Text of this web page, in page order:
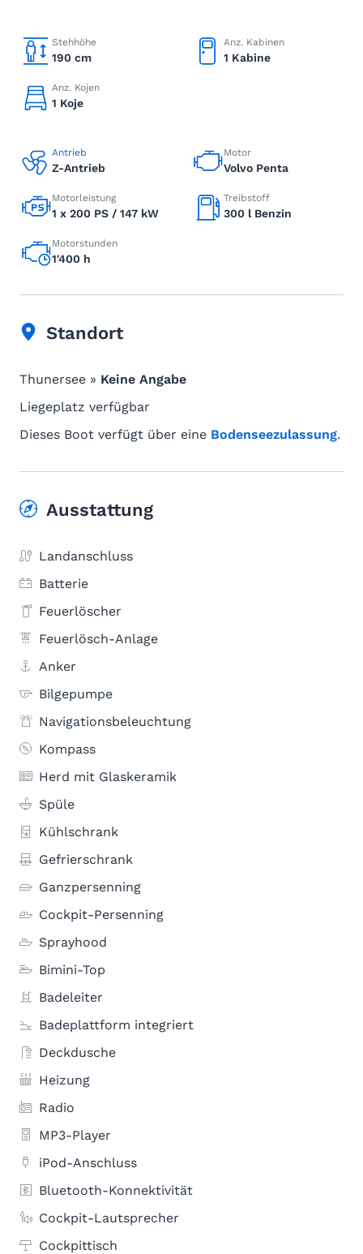
Stehhöhe
190 cm
Anz. Kabinen
1 Kabine
Anz. Kojen
1 Koje
Antrieb
Z-Antrieb
Motor
Volvo Penta
Motorleistung
1 x 200 PS / 147 kW
Treibstoff
300 l Benzin
Motorstunden
1'400 h
Standort
Thunersee » Keine Angabe
Liegeplatz verfügbar
Dieses Boot verfügt über eine Bodenseezulassung.
Ausstattung
Landanschluss
Batterie
Feuerlöscher
Feuerlösch-Anlage
Anker
Bilgepumpe
Navigationsbeleuchtung
Kompass
Herd mit Glaskeramik
Spüle
Kühlschrank
Gefrierschrank
Ganzpersenning
Cockpit-Persenning
Sprayhood
Bimini-Top
Badeleiter
Badeplattform integriert
Deckdusche
Heizung
Radio
MP3-Player
iPod-Anschluss
Bluetooth-Konnektivität
Cockpit-Lautsprecher
Cockpittisch